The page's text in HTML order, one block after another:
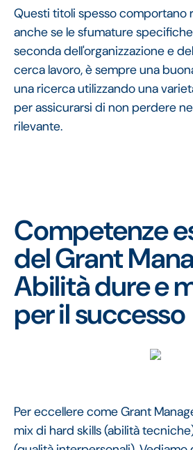
Questi titoli spesso comportano
anche se le sfumature
seconda dell'organizzazione e
cerca lavoro, è sempre una
una ricerca utilizzando una
per assicurarsi di non perdere
rilevante.
Competenze
del Grant
Abilità dure e
per il successo
Per eccellere come Grant
mix di hard skills (abilità